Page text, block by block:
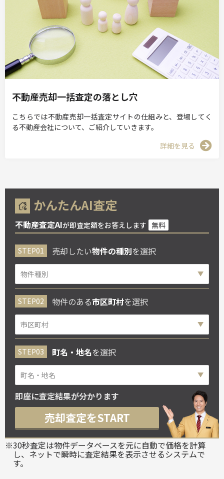
不動産売却一括査定の落とし穴
こちらでは不動産売却一括査定サイトの仕組みと、登場してく
る不動産会社について、ご紹介していきます。
詳細を見る
かんたんAI査定
不動産査定AIが即査定額をお答えします 無料
売却したい物件の種別を選択
物件のある市区町村を選択
町名・地名を選択
即座に査定結果が分かります
売却査定をSTART
※30秒査定は物件データベースを元に自動で価格を計算
し、ネットで瞬時に査定結果を表示させるシステムで
す。